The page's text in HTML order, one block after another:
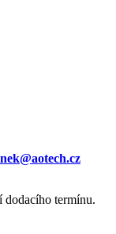
dodacího termínu.